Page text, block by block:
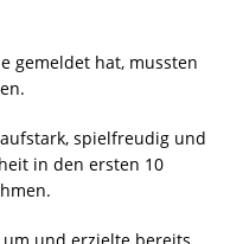
gemeldet hat, mussten
spielfreudig und
in den ersten 10